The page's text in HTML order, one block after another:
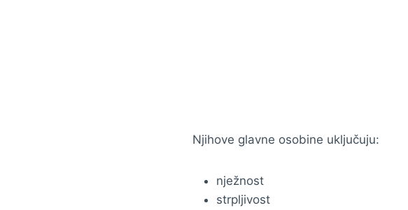
Njihove glavne osobine uključuju:
nježnost
strpljivost